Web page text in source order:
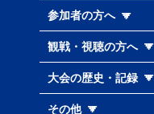
参加者の方へ
観戦・視聴の方へ
大会の歴史・記録
その他